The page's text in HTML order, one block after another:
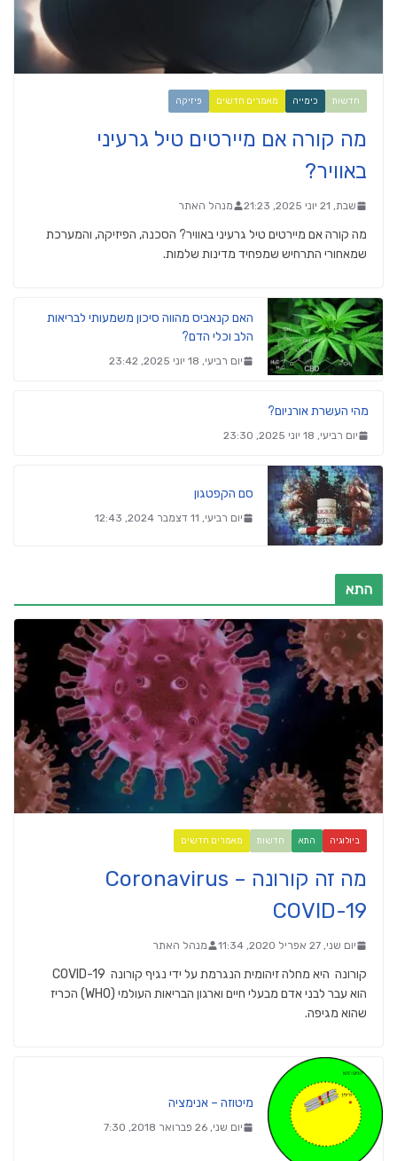
חדשות כימייה מאמרים חדשים פיזיקה
מה קורה אם מיירטים טיל גרעיני
באוויר?
שבת, 21 יוני 2025, 21:23 מנהל האתר
מה קורה אם מיירטים טיל גרעיני באוויר? הסכנה, הפיזיקה, והמערכת
שמאחורי התרחיש שמפחיד מדינות שלמות.
האם קנאביס מהווה סיכון משמעותי לבריאות
הלב וכלי הדם?
יום רביעי, 18 יוני 2025, 23:42
מהי העשרת אורניום?
יום רביעי, 18 יוני 2025, 23:30
סם הקפטגון
יום רביעי, 11 דצמבר 2024, 12:43
התא
ביולוגיה התא חדשות מאמרים חדשים
מה זה קורונה Coronavirus –
COVID-19
יום שני, 27 אפריל 2020, 11:34 מנהל האתר
הוא עבר לבני אדם מבעלי חיים וארגון הבריאות העולמי (WHO) הכריז
שהוא מגיפה.
מיטוזה – אנימציה
יום שני, 26 פברואר 2018, 7:30